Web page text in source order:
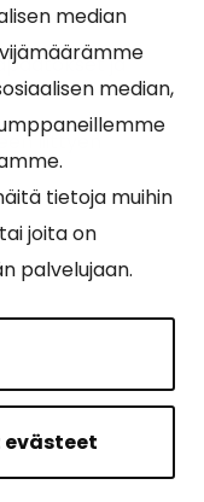
median
median,
tietoja muihin
joita on
palvelujaan.
ja
liittyen